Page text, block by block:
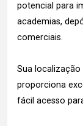
potencial para
academias,
comerciais.
Sua localização
proporciona
fácil acesso